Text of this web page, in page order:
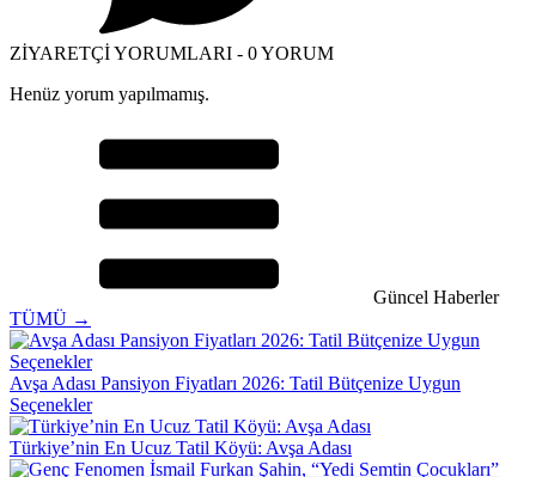
ZİYARETÇİ YORUMLARI - 0 YORUM
Henüz yorum yapılmamış.
Güncel Haberler
TÜMÜ →
Avşa Adası Pansiyon Fiyatları 2026: Tatil Bütçenize Uygun
Seçenekler
Türkiye’nin En Ucuz Tatil Köyü: Avşa Adası